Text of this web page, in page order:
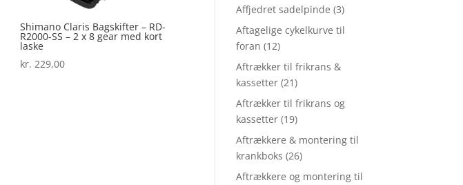
Shimano Claris Bagskifter – RD-
R2000-SS – 2 x 8 gear med kort
laske
kr. 229,00
Affjedret sadelpinde (3)
Aftagelige cykelkurve til
foran (12)
Aftrækker til frikrans &
kassetter (21)
Aftrækker til frikrans og
kassetter (19)
Aftrækkere & montering til
krankboks (26)
Aftrækkere og montering til